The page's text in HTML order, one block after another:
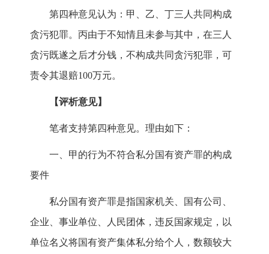
第四种意见认为：甲、乙、丁三人共同构成
贪污犯罪。丙由于不知情且未参与其中，在三人
贪污既遂之后才分钱，不构成共同贪污犯罪，可
责令其退赔100万元。
【评析意见】
笔者支持第四种意见。理由如下：
一、甲的行为不符合私分国有资产罪的构成
要件
私分国有资产罪是指国家机关、国有公司、
企业、事业单位、人民团体，违反国家规定，以
单位名义将国有资产集体私分给个人，数额较大